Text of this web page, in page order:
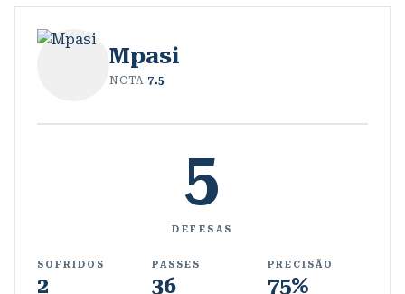
Mpasi
NOTA 7.5
5
DEFESAS
SOFRIDOS
2
PASSES
36
PRECISÃO
75%